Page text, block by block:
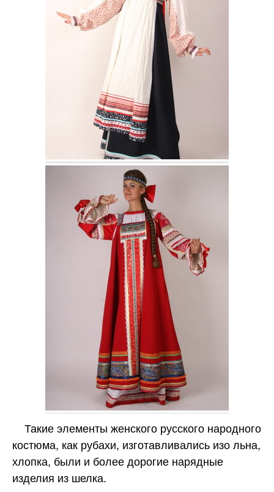
Такие элементы женского русского народного
костюма, как рубахи, изготавливались изо льна,
хлопка, были и более дорогие нарядные
изделия из шелка.